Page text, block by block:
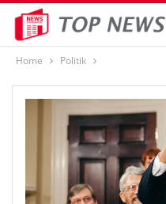
Home Politik